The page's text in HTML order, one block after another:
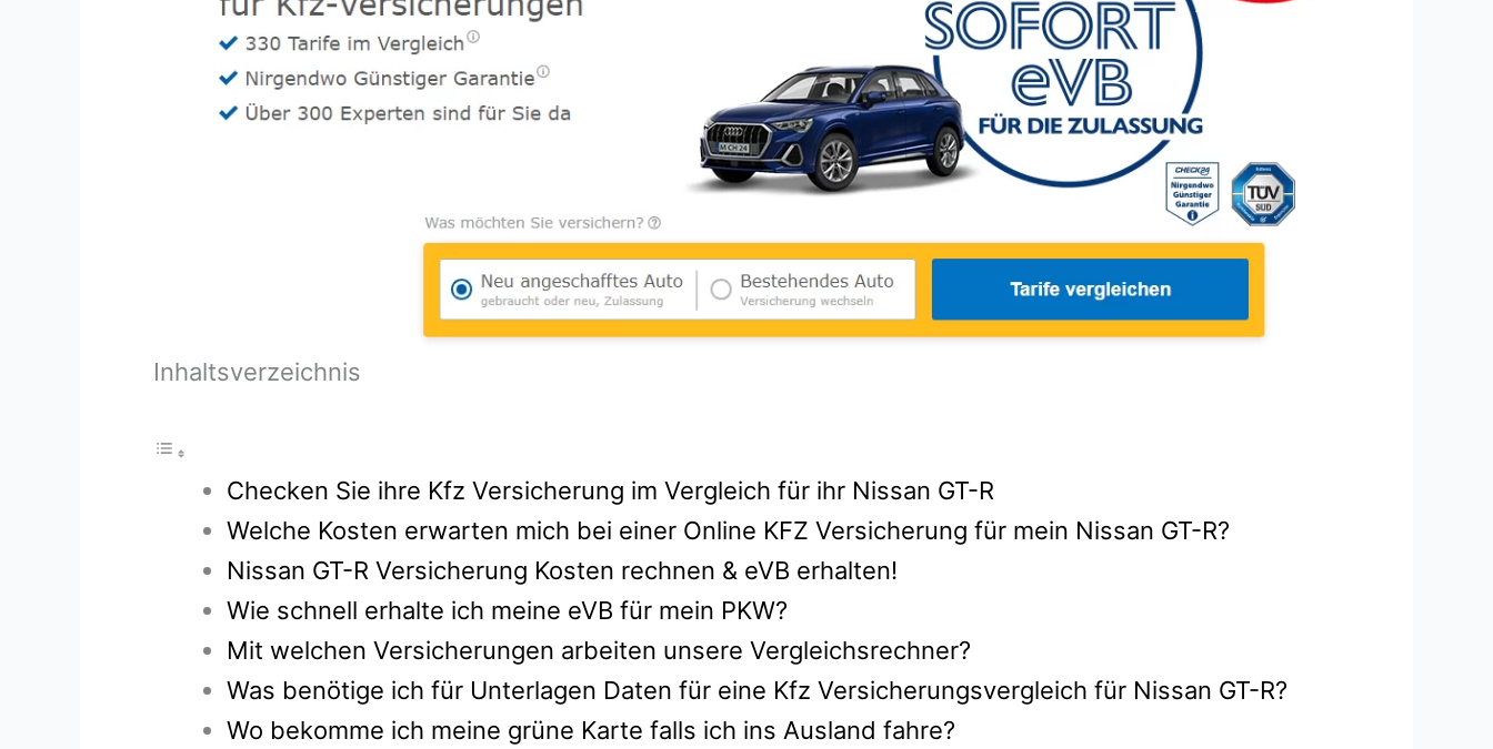
Inhaltsverzeichnis
Checken Sie ihre Kfz Versicherung im Vergleich für ihr Nissan GT-R
Welche Kosten erwarten mich bei einer Online KFZ Versicherung für mein Nissan GT-R?
Nissan GT-R Versicherung Kosten rechnen & eVB erhalten!
Wie schnell erhalte ich meine eVB für mein PKW?
Mit welchen Versicherungen arbeiten unsere Vergleichsrechner?
Was benötige ich für Unterlagen Daten für eine Kfz Versicherungsvergleich für Nissan GT-R?
Wo bekomme ich meine grüne Karte falls ich ins Ausland fahre?